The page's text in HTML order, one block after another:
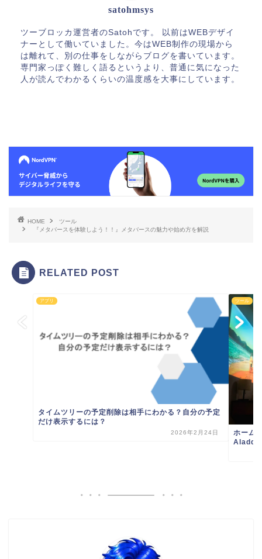
satohmsys
ツーブロッカ運営者のSatohです。 以前はWEBデザイ
ナーとして働いていました。今はWEB制作の現場から
は離れて、別の仕事をしながらブログを書いています。
専門家っぽく難しく語るというより、普通に気になった
人が読んでわかるくらいの温度感を大事にしています。
HOME
ツール
『メタバースを体験しよう！！』メタバースの魅力や始め方を解説
RELATED POST
アプリ
タイムツリーの予定削除は相手にわかる？自分の予定
だけ表示するには？
2026年2月24日
ツール
ホーム